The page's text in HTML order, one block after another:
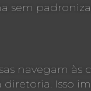
sem
navegam às
diretoria. Isso